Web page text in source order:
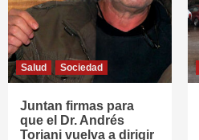
Salud Sociedad
Juntan firmas para
que el Dr. Andrés
Toriani vuelva a dirigir